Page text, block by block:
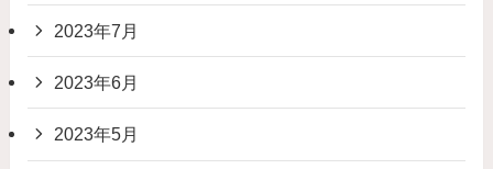
2023年7月
2023年6月
2023年5月